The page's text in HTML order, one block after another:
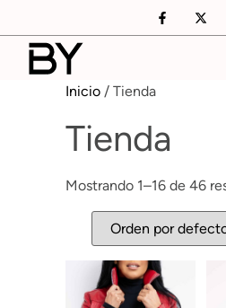
Inicio/ Tienda
Tienda
Mostrando 1–16 de 46